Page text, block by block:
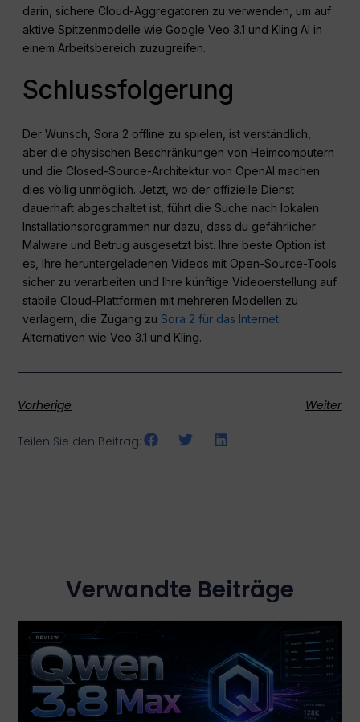
darin, sichere Cloud-Aggregatoren zu verwenden, um auf
aktive Spitzenmodelle wie Google Veo 3.1 und Kling AI in
einem Arbeitsbereich zuzugreifen.
Schlussfolgerung
Der Wunsch, Sora 2 offline zu spielen, ist verständlich,
aber die physischen Beschränkungen von Heimcomputern
und die Closed-Source-Architektur von OpenAI machen
dies völlig unmöglich. Jetzt, wo der offizielle Dienst
dauerhaft abgeschaltet ist, führt die Suche nach lokalen
Installationsprogrammen nur dazu, dass du gefährlicher
Malware und Betrug ausgesetzt bist. Ihre beste Option ist
es, Ihre heruntergeladenen Videos mit Open-Source-Tools
sicher zu verarbeiten und Ihre künftige Videoerstellung auf
stabile Cloud-Plattformen mit mehreren Modellen zu
verlagern, die Zugang zuSora 2 für das Internet
Alternativen wie Veo 3.1 und Kling.
Vorherige Weiter
Teilen Sie den Beitrag:
Verwandte Beiträge